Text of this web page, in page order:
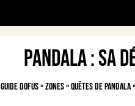
Pandala : sa
Guide Dofus»Zones»Quêtes de Pandala»